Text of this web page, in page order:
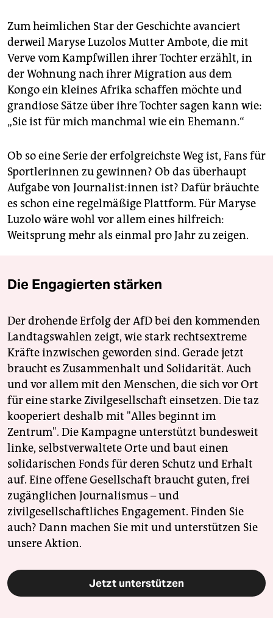
Zum heimlichen Star der Geschichte avanciert
derweil Maryse Luzolos Mutter Ambote, die mit
Verve vom Kampfwillen ihrer Tochter erzählt, in
der Wohnung nach ihrer Migration aus dem
Kongo ein kleines Afrika schaffen möchte und
grandiose Sätze über ihre Tochter sagen kann wie:
„Sie ist für mich manchmal wie ein Ehemann.“
Ob so eine Serie der erfolgreichste Weg ist, Fans für
Sportlerinnen zu gewinnen? Ob das überhaupt
Aufgabe von Jour­na­lis­t:in­nen ist? Dafür bräuchte
es schon eine regelmäßige Plattform. Für Maryse
Luzolo wäre wohl vor allem eines hilfreich:
Weitsprung mehr als einmal pro Jahr zu zeigen.
Die Engagierten stärken
Der drohende Erfolg der AfD bei den kommenden
Landtagswahlen zeigt, wie stark rechtsextreme
Kräfte inzwischen geworden sind. Gerade jetzt
braucht es Zusammenhalt und Solidarität. Auch
und vor allem mit den Menschen, die sich vor Ort
für eine starke Zivilgesellschaft einsetzen. Die taz
kooperiert deshalb mit "Alles beginnt im
Zentrum". Die Kampagne unterstützt bundesweit
linke, selbstverwaltete Orte und baut einen
solidarischen Fonds für deren Schutz und Erhalt
auf. Eine offene Gesellschaft braucht guten, frei
zugänglichen Journalismus – und
zivilgesellschaftliches Engagement. Finden Sie
auch? Dann machen Sie mit und unterstützen Sie
unsere Aktion.
Jetzt unterstützen